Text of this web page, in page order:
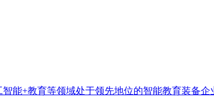
能+教育等领域处于领先地位的智能教育装备企